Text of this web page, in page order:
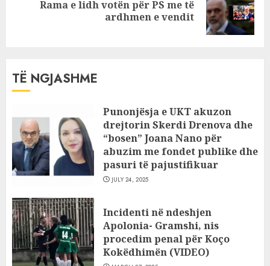
NextRama e lidh votën për PS me të
ardhmen e vendit
TË NGJASHME
Punonjësja e UKT akuzon
drejtorin Skerdi Drenova dhe
“bosen” Joana Nano për
abuzim me fondet publike dhe
pasuri të pajustifikuar
JULY 24, 2025
Incidenti në ndeshjen
Apolonia- Gramshi, nis
procedim penal për Koço
Kokëdhimën (VIDEO)